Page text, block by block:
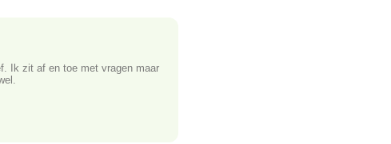
Ik zit af en toe met vragen maar